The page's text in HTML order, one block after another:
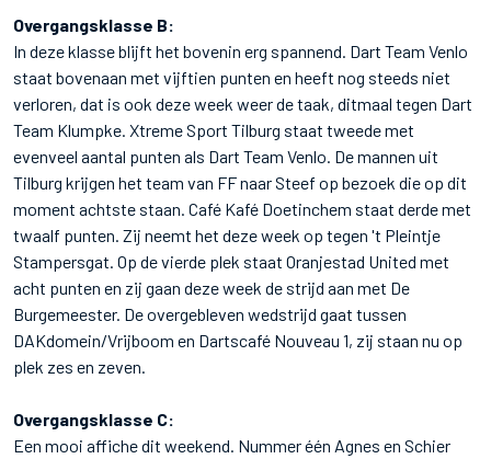
Overgangsklasse B:
In deze klasse blijft het bovenin erg spannend. Dart Team Venlo
staat bovenaan met vijftien punten en heeft nog steeds niet
verloren, dat is ook deze week weer de taak, ditmaal tegen Dart
Team Klumpke. Xtreme Sport Tilburg staat tweede met
evenveel aantal punten als Dart Team Venlo. De mannen uit
Tilburg krijgen het team van FF naar Steef op bezoek die op dit
moment achtste staan. Café Kafé Doetinchem staat derde met
twaalf punten. Zij neemt het deze week op tegen 't Pleintje
Stampersgat. Op de vierde plek staat Oranjestad United met
acht punten en zij gaan deze week de strijd aan met De
Burgemeester. De overgebleven wedstrijd gaat tussen
DAKdomein/Vrijboom en Dartscafé Nouveau 1, zij staan nu op
plek zes en zeven.
Overgangsklasse C:
Een mooi affiche dit weekend. Nummer één Agnes en Schier